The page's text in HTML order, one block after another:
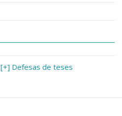
[+] Defesas de teses